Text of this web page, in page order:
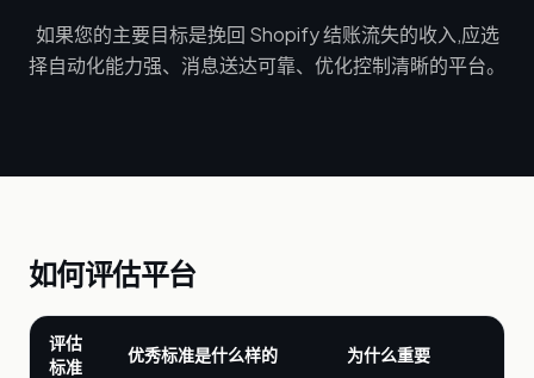
如果您的主要目标是挽回 Shopify 结账流失的收入,应选
择自动化能力强、消息送达可靠、优化控制清晰的平台。
如何评估平台
评估
标准
优秀标准是什么样的 为什么重要